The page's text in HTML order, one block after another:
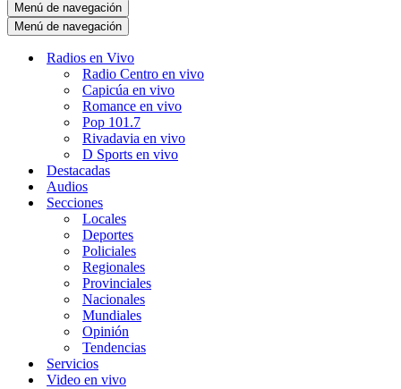
Menú de navegación
Menú de navegación
Radios en Vivo
Radio Centro en vivo
Capicúa en vivo
Romance en vivo
Pop 101.7
Rivadavia en vivo
D Sports en vivo
Destacadas
Audios
Secciones
Locales
Deportes
Policiales
Regionales
Provinciales
Nacionales
Mundiales
Opinión
Tendencias
Servicios
Video en vivo